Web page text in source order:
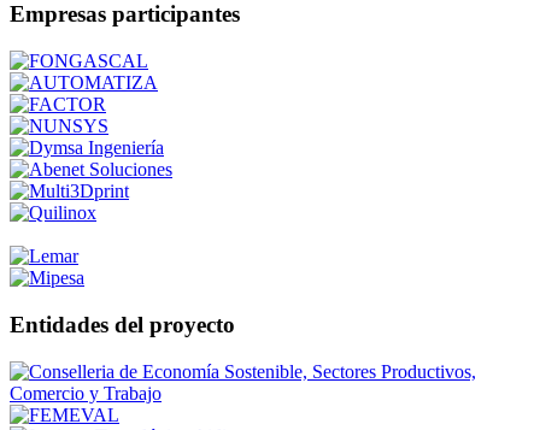
Empresas participantes
Entidades del proyecto